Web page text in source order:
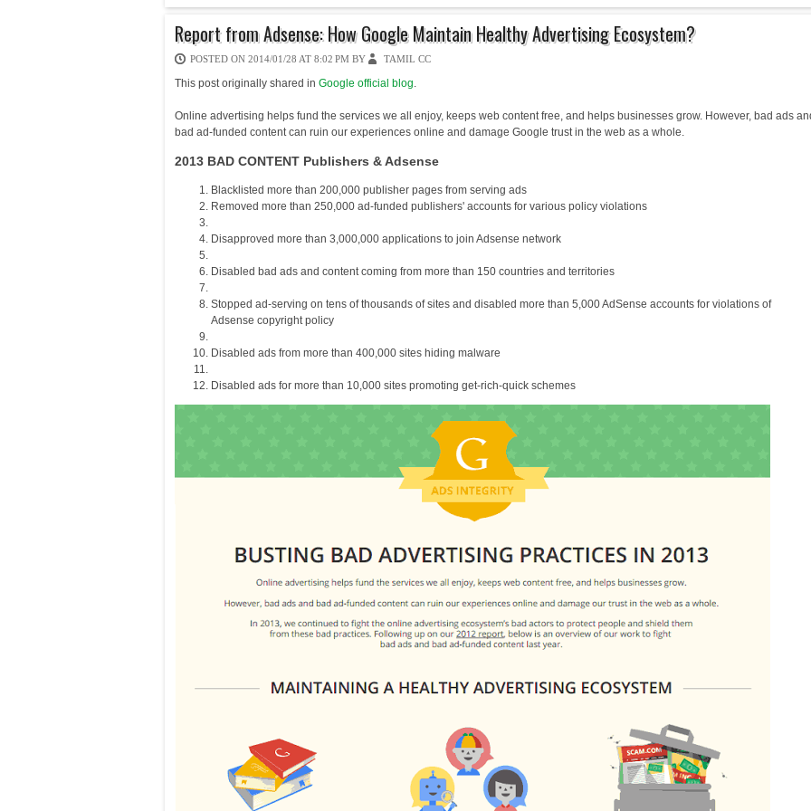
Report from Adsense: How Google Maintain Healthy Advertising Ecosystem?
POSTED ON 2014/01/28 AT 8:02 PM BY TAMIL CC
This post originally shared in Google official blog.
Online advertising helps fund the services we all enjoy, keeps web content free, and helps businesses grow. However, bad ads
bad ad-funded content can ruin our experiences online and damage Google trust in the web as a whole.
2013 BAD CONTENT Publishers & Adsense
Blacklisted more than 200,000 publisher pages from serving ads
Removed more than 250,000 ad-funded publishers' accounts for various policy violations
Disapproved more than 3,000,000 applications to join Adsense network
Disabled bad ads and content coming from more than 150 countries and territories
Stopped ad-serving on tens of thousands of sites and disabled more than 5,000 AdSense accounts for violations of
Adsense copyright policy
Disabled ads from more than 400,000 sites hiding malware
Disabled ads for more than 10,000 sites promoting get-rich-quick schemes